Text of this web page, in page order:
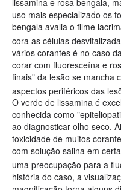
lissamina e rosa bengala,
uso mais especializado os
bengala avalia o filme
cora as células
vários corantes é no caso
corar com fluoresceína e
finais" da lesão se mancha
aspectos periféricos das
O verde de lissamina é
conhecida como
ao diagnosticar olho seco.
toxicidade de muitos
com solução salina em
uma preocupação para a
história do caso, a